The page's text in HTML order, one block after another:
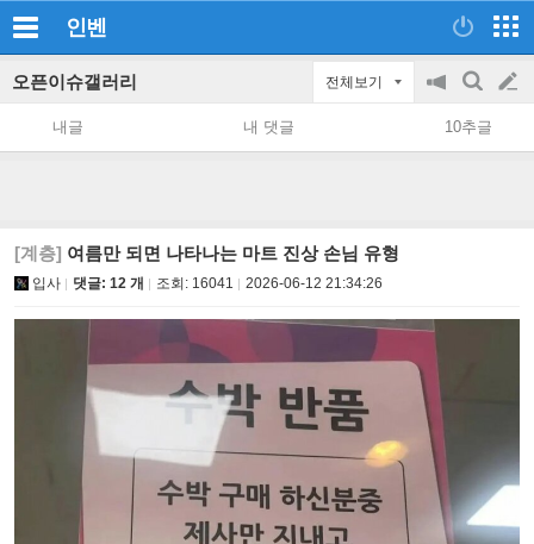
인벤
오픈이슈갤러리 전체보기
공
지
on/off
검
색
글
쓰
내글 내 댓글 10추글
[계층] 여름만 되면 나타나는 마트 진상 손님 유형
입사 댓글: 12 개 조회: 16041 2026-06-12 21:34:26